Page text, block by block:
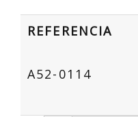
REFERENCIA
A52-0114